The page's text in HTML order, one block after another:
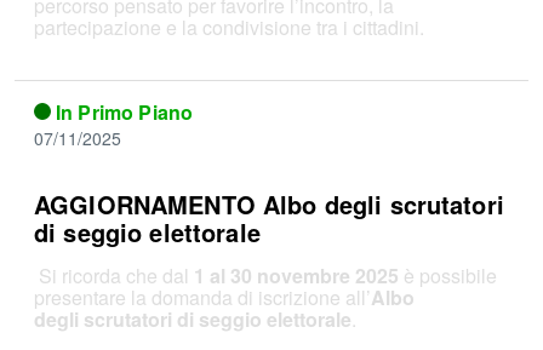
partecipazione e la condivisione tra i cittadini.
In Primo Piano
07/11/2025
AGGIORNAMENTO Albo degli scrutatori
di seggio elettorale
Si ricorda che dal 1 al 30 novembre 2025 è possibile
presentare la domanda di iscrizione all’Albo
degli scrutatori di seggio elettorale.